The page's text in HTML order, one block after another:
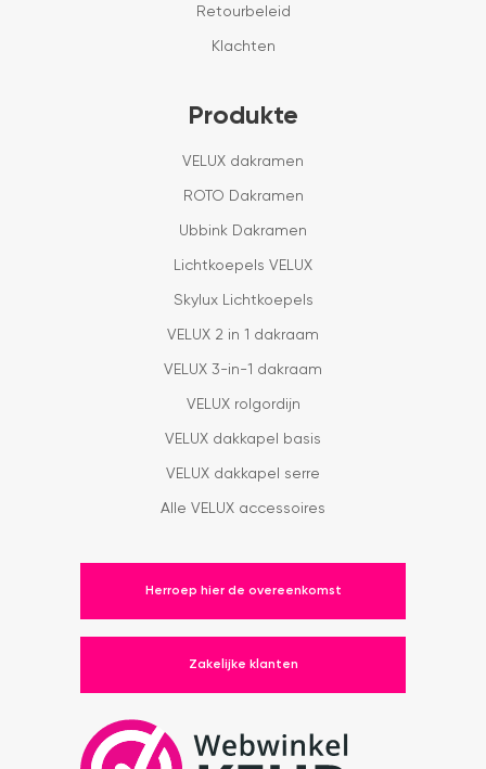
Retourbeleid
Klachten
Produkte
VELUX dakramen
ROTO Dakramen
Ubbink Dakramen
Lichtkoepels VELUX
Skylux Lichtkoepels
VELUX 2 in 1 dakraam
VELUX 3-in-1 dakraam
VELUX rolgordijn
VELUX dakkapel basis
VELUX dakkapel serre
Alle VELUX accessoires
Herroep hier de overeenkomst
Zakelijke klanten